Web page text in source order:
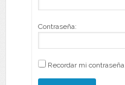
Contraseña:
Recordar mi contraseña